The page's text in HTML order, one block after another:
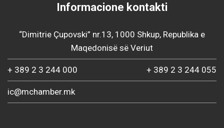
Informacione kontakti
“Dimitrie Çupovski” nr.13, 1000 Shkup, Republika e
Maqedonisë së Veriut
+ 389 2 3 244 000 + 389 2 3 244 055
ic@mchamber.mk